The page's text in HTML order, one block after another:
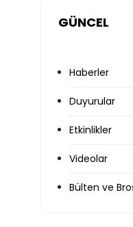
GÜNCEL
Haberler
Duyurular
Etkinlikler
Videolar
Bülten ve